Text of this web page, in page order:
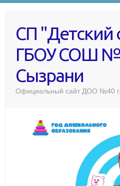
СП
ГБОУ СОШ
Сызрани
Официальный сайт ДОО №40